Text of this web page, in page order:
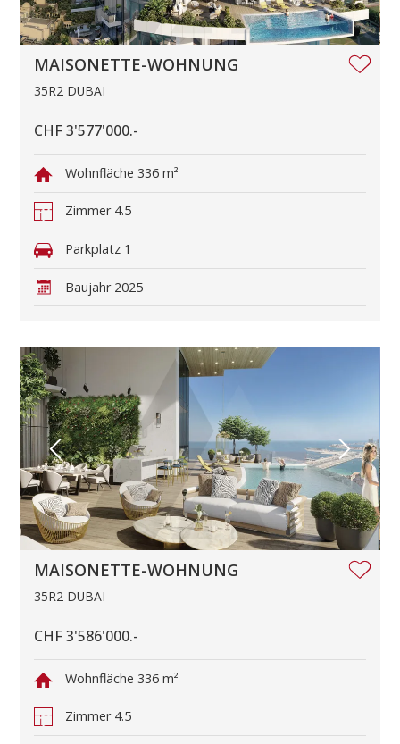
MAISONETTE-WOHNUNG
35R2 DUBAI
CHF 3'577'000.-
Wohnfläche 336 m²
Zimmer 4.5
Parkplatz 1
Baujahr 2025
MAISONETTE-WOHNUNG
35R2 DUBAI
CHF 3'586'000.-
Wohnfläche 336 m²
Zimmer 4.5